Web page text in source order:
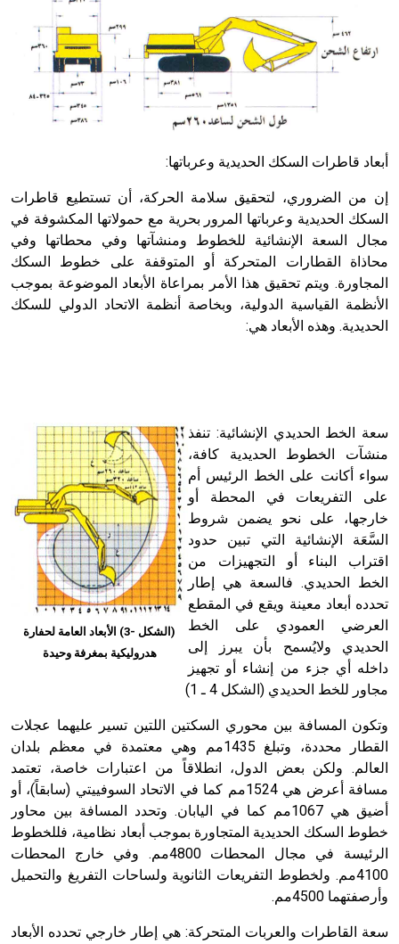
أبعاد قاطرات السكك الحديدية وعرباتها:
إن من الضروري، لتحقيق سلامة الحركة، أن تستطيع قاطرات
السكك الحديدية وعرباتها المرور بحرية مع حمولاتها المكشوفة في
مجال السعة الإنشائية للخطوط ومنشآتها وفي محطاتها وفي
محاذاة القطارات المتحركة أو المتوقفة على خطوط السكك
المجاورة. ويتم تحقيق هذا الأمر بمراعاة الأبعاد الموضوعة بموجب
الأنظمة القياسية الدولية، وبخاصة أنظمة الاتحاد الدولي للسكك
الحديدية. وهذه الأبعاد هي:
(الشكل -3) الأبعاد العامة لحفارة
هدروليكية بمغرفة وحيدة
سعة الخط الحديدي الإنشائية: تنفذ
منشآت الخطوط الحديدية كافة،
سواء أكانت على الخط الرئيس أم
على التفريعات في المحطة أو
خارجها، على نحو يضمن شروط
السَّعَة الإنشائية التي تبين حدود
اقتراب البناء أو التجهيزات من
الخط الحديدي. فالسعة هي إطار
تحدده أبعاد معينة ويقع في المقطع
العرضي العمودي على الخط
الحديدي ولايُسمح بأن يبرز إلى
داخله أي جزء من إنشاء أو تجهيز
مجاور للخط الحديدي (الشكل 4 ـ 1)
وتكون المسافة بين محوري السكتين اللتين تسير عليهما عجلات
القطار محددة، وتبلغ 1435مم وهي معتمدة في معظم بلدان
العالم. ولكن بعض الدول، انطلاقاً من اعتبارات خاصة، تعتمد
مسافة أعرض هي 1524مم كما في الاتحاد السوفييتي (سابقاً)، أو
أضيق هي 1067مم كما في اليابان. وتحدد المسافة بين محاور
خطوط السكك الحديدية المتجاورة بموجب أبعاد نظامية، فللخطوط
الرئيسة في مجال المحطات 4800مم. وفي خارج المحطات
4100مم. ولخطوط التفريعات الثانوية ولساحات التفريغ والتحميل
وأرصفتهما 4500مم.
سعة القاطرات والعربات المتحركة: هي إطار خارجي تحدده الأبعاد